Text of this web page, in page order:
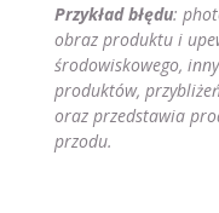
Przykład błędu:
obraz produktu i
środowiskowego,
produktów,
oraz przedstawia
przodu.